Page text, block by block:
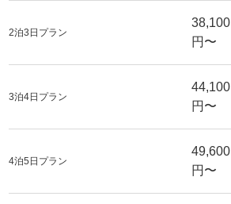
2泊3日プラン
38,100
円〜
3泊4日プラン
44,100
円〜
4泊5日プラン
49,600
円〜